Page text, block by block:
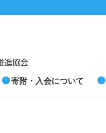
寄附・入会について